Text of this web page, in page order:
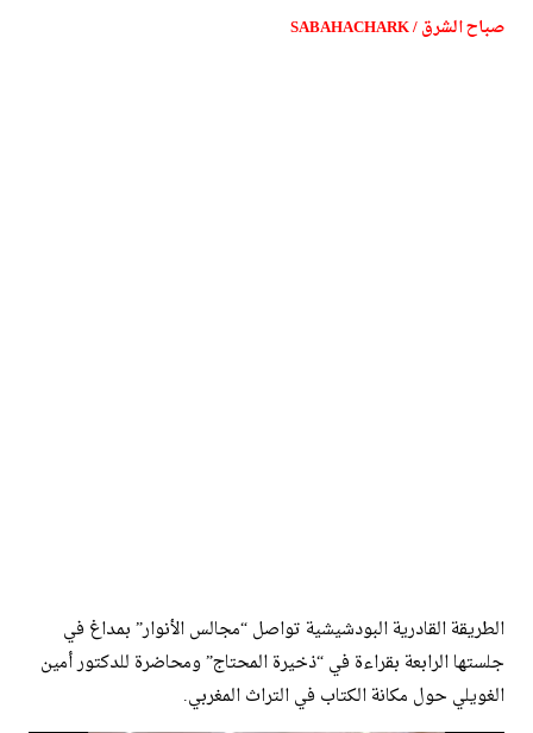
صباح الشرق / SABAHACHARK
الطريقة القادرية البودشيشية تواصل “مجالس الأنوار” بمداغ في
جلستها الرابعة بقراءة في “ذخيرة المحتاج” ومحاضرة للدكتور أمين
الغويلي حول مكانة الكتاب في التراث المغربي.